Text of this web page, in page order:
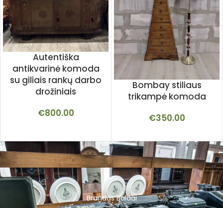
Autentiška
antikvarinė komoda
su giliais rankų darbo
drožiniais
€800.00
Bombay stiliaus
trikampė komoda
€350.00
Brandūs Baldai